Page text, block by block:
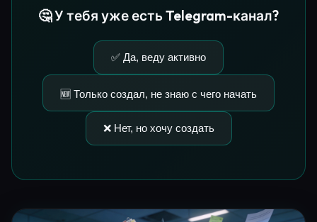
🤔 У тебя уже есть Telegram-канал?
✅ Да, веду активно
🆕 Только создал, не знаю с чего начать
❌ Нет, но хочу создать